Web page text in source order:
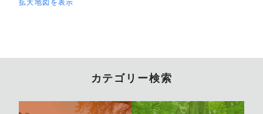
拡大地図を表示
カテゴリー検索